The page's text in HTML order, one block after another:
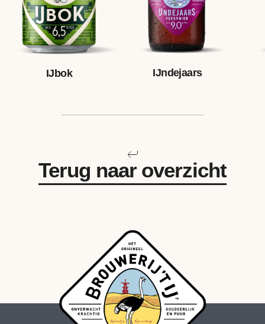
IJbok IJndejaars
Terug naar overzicht